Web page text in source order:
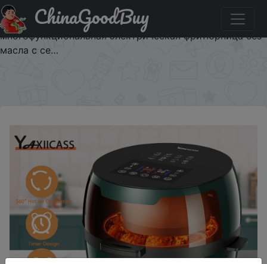
Знижка на Фритюрница YAXIICASS без масла, умная
домашняя фритюрница большой емкости 8 л,
многофункциональная электрическая фритюрница без
масла с се…
ChinaGoodBuy